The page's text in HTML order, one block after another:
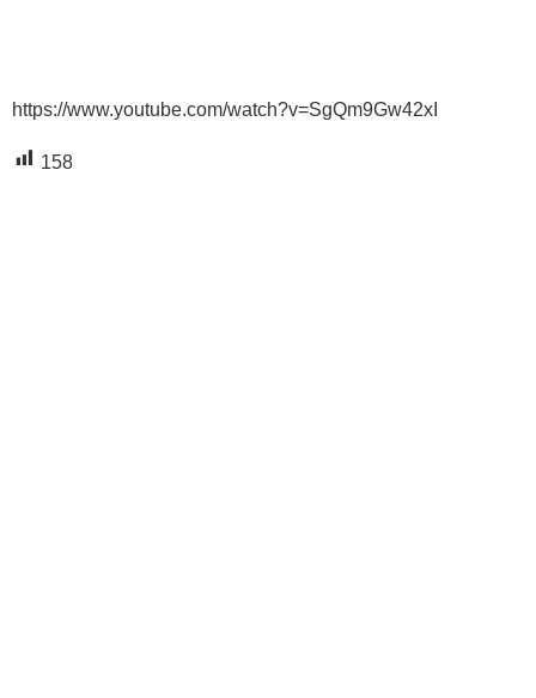
https://www.youtube.com/watch?v=SgQm9Gw42xI
158